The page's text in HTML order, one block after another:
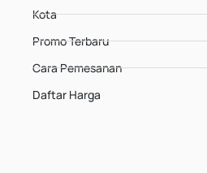
Kota
Promo Terbaru
Cara Pemesanan
Daftar Harga